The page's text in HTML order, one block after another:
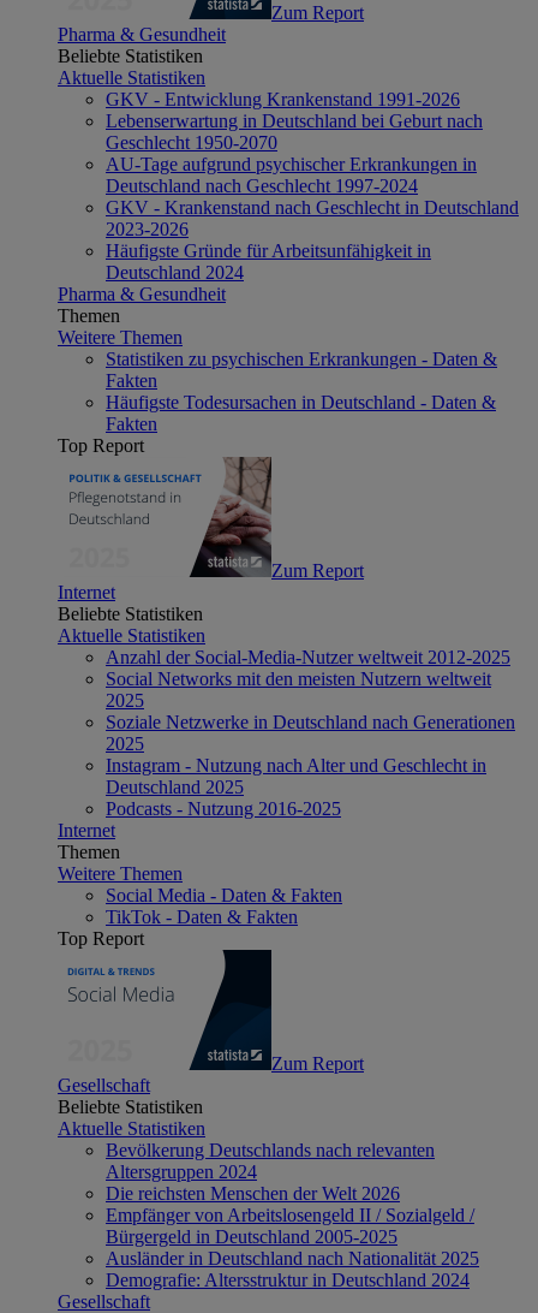
Zum Report
Pharma & Gesundheit
Beliebte Statistiken
Aktuelle Statistiken
GKV - Entwicklung Krankenstand 1991-2026
Lebenserwartung in Deutschland bei Geburt nach
Geschlecht 1950-2070
AU-Tage aufgrund psychischer Erkrankungen in
Deutschland nach Geschlecht 1997-2024
GKV - Krankenstand nach Geschlecht in Deutschland
2023-2026
Häufigste Gründe für Arbeitsunfähigkeit in
Deutschland 2024
Pharma & Gesundheit
Themen
Weitere Themen
Statistiken zu psychischen Erkrankungen - Daten &
Fakten
Häufigste Todesursachen in Deutschland - Daten &
Fakten
Top Report
Zum Report
Internet
Beliebte Statistiken
Aktuelle Statistiken
Anzahl der Social-Media-Nutzer weltweit 2012-2025
Social Networks mit den meisten Nutzern weltweit
2025
Soziale Netzwerke in Deutschland nach Generationen
2025
Instagram - Nutzung nach Alter und Geschlecht in
Deutschland 2025
Podcasts - Nutzung 2016-2025
Internet
Themen
Weitere Themen
Social Media - Daten & Fakten
TikTok - Daten & Fakten
Top Report
Zum Report
Gesellschaft
Beliebte Statistiken
Aktuelle Statistiken
Bevölkerung Deutschlands nach relevanten
Altersgruppen 2024
Die reichsten Menschen der Welt 2026
Empfänger von Arbeitslosengeld II / Sozialgeld /
Bürgergeld in Deutschland 2005-2025
Ausländer in Deutschland nach Nationalität 2025
Demografie: Altersstruktur in Deutschland 2024
Gesellschaft